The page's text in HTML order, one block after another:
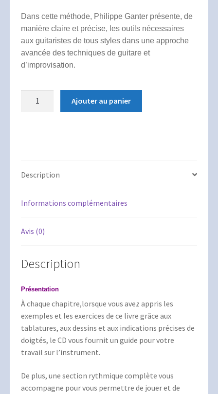
Dans cette méthode, Philippe Ganter présente, de
manière claire et précise, les outils nécessaires
aux guitaristes de tous styles dans une approche
avancée des techniques de guitare et
d’improvisation.
-
3
2020)
Ajouter au panier
Description
Informations complémentaires
Avis (0)
Description
Présentation
À chaque chapitre,lorsque vous avez appris les
exemples et les exercices de ce livre grâce aux
tablatures, aux dessins et aux indications précises de
doigtés, le CD vous fournit un guide pour votre
travail sur l’instrument.
De plus, une section rythmique complète vous
accompagne pour vous permettre de jouer et de